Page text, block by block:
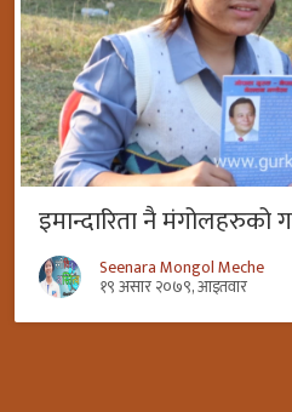
इमान्दारिता नै मंगोलहरुको
Seenara Mongol Meche
१९ असार २०७९, आइतवार